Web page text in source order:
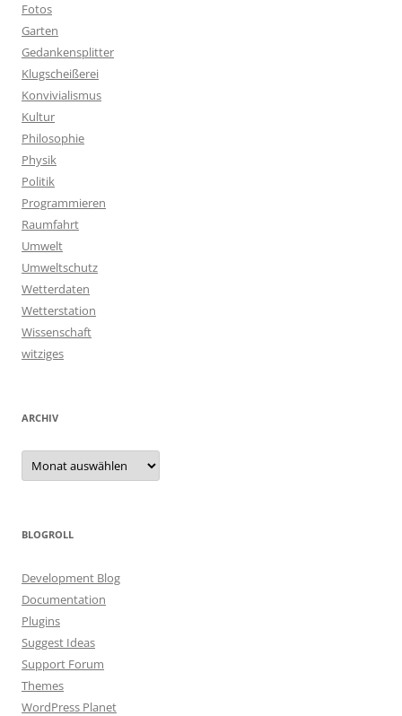
Fotos
Garten
Gedankensplitter
Klugscheißerei
Konvivialismus
Kultur
Philosophie
Physik
Politik
Programmieren
Raumfahrt
Umwelt
Umweltschutz
Wetterdaten
Wetterstation
Wissenschaft
witziges
ARCHIV
Archiv
BLOGROLL
Development Blog
Documentation
Plugins
Suggest Ideas
Support Forum
Themes
WordPress Planet